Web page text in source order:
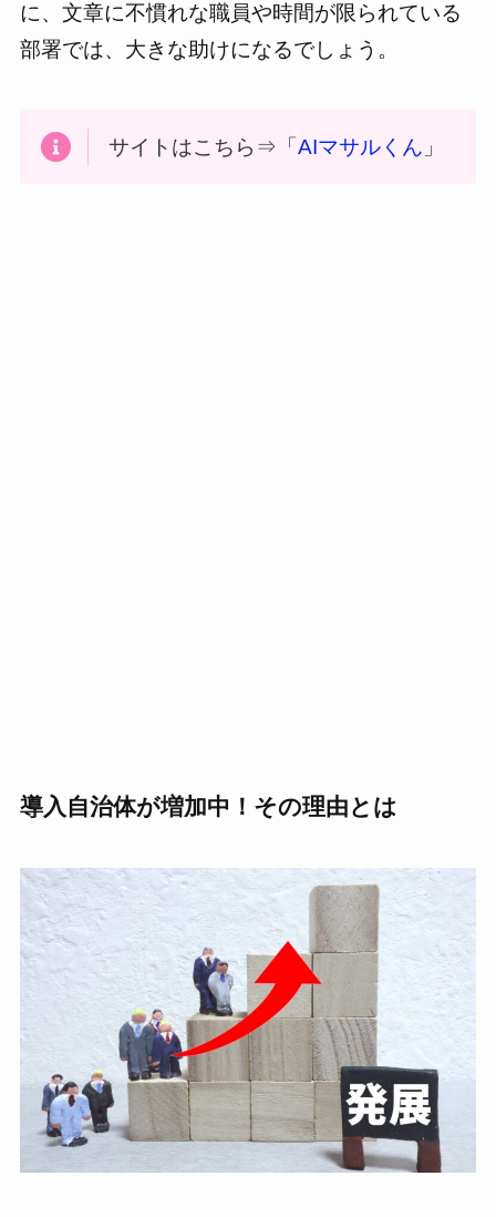
に、文章に不慣れな職員や時間が限られている
部署では、大きな助けになるでしょう。
サイトはこちら⇒「AIマサルくん 」
導入自治体が増加中！その理由とは